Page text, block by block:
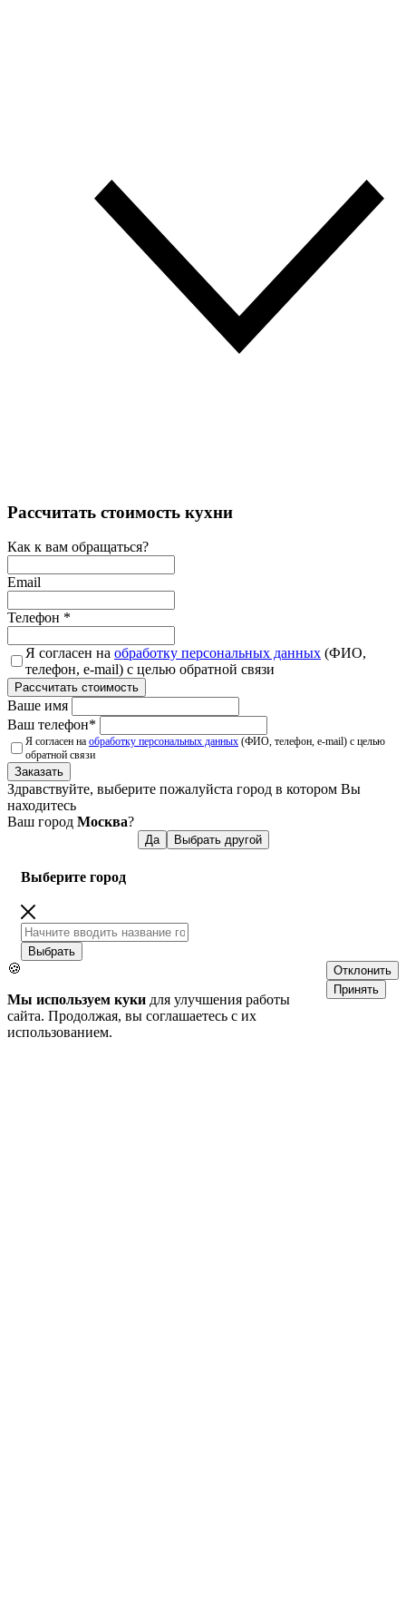
Рассчитать стоимость кухни
Как к вам обращаться?
Email
Телефон *
Я согласен на обработку персональных данных (ФИО,
телефон, e-mail) с целью обратной связи
Рассчитать стоимость
Ваше имя
Ваш телефон*
Я согласен на обработку персональных данных (ФИО, телефон, e-mail) с целью
обратной связи
Заказать
Здравствуйте, выберите пожалуйста город в котором Вы
находитесь
Ваш город Москва?
Да Выбрать другой
Выберите город
Выбрать
🍪
Мы используем куки для улучшения работы
сайта. Продолжая, вы соглашаетесь с их
использованием.
Отклонить
Принять